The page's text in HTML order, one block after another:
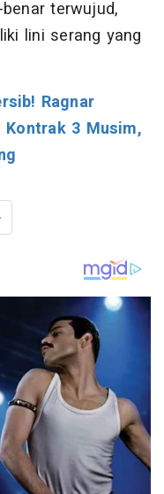
terwujud,
lini serang yang
Ragnar
Kontrak 3 Musim,